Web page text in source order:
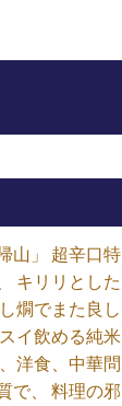
山」 超辛口特
キリリとした
燗でまた良し
イ飲める純米
洋食、中華問
で、 料理の邪